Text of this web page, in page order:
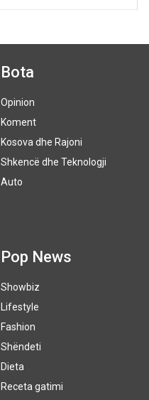
Bota
Opinion
Koment
Kosova dhe Rajoni
Shkencë dhe Teknologji
Auto
Pop News
Showbiz
Lifestyle
Fashion
Shëndeti
Dieta
Receta gatimi